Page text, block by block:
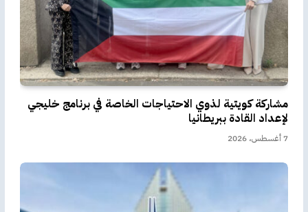
مشاركة كويتية لذوي الاحتياجات الخاصة في برنامج خليجي
لإعداد القادة ببريطانيا
7 أغسطس، 2026